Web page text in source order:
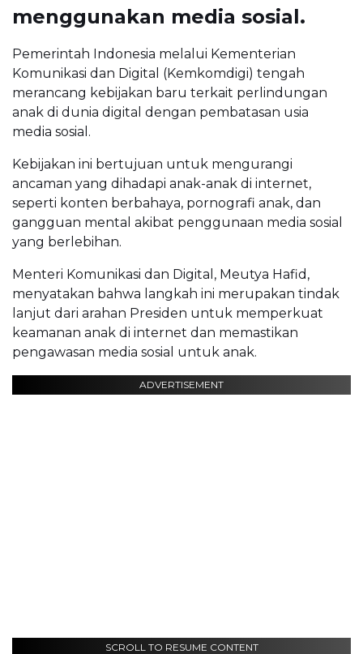
menggunakan media sosial.
Pemerintah Indonesia melalui Kementerian
Komunikasi dan Digital (Kemkomdigi) tengah
merancang kebijakan baru terkait perlindungan
anak di dunia digital dengan pembatasan usia
media sosial.
Kebijakan ini bertujuan untuk mengurangi
ancaman yang dihadapi anak-anak di internet,
seperti konten berbahaya, pornografi anak, dan
gangguan mental akibat penggunaan media sosial
yang berlebihan.
Menteri Komunikasi dan Digital, Meutya Hafid,
menyatakan bahwa langkah ini merupakan tindak
lanjut dari arahan Presiden untuk memperkuat
keamanan anak di internet dan memastikan
pengawasan media sosial untuk anak.
ADVERTISEMENT
SCROLL TO RESUME CONTENT